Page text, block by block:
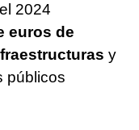
2024
euros de
y
públicos